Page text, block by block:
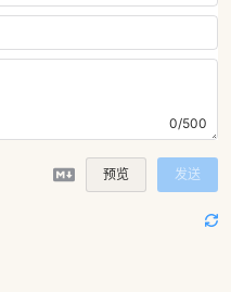
0/500
预览 发送